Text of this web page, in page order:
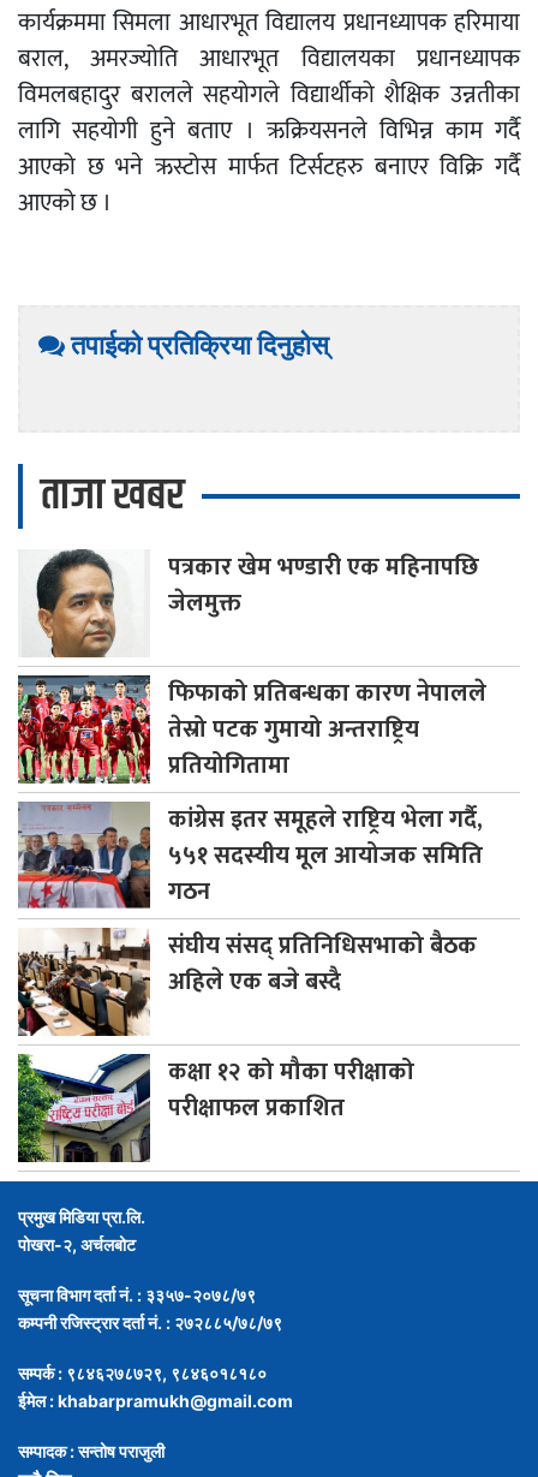
कार्यक्रममा सिमला आधारभूत विद्यालय प्रधानध्यापक हरिमाया
बराल, अमरज्योति आधारभूत विद्यालयका प्रधानध्यापक
विमलबहादुर बरालले सहयोगले विद्यार्थीको शैक्षिक उन्नतीका
लागि सहयोगी हुने बताए । ऋक्रियसनले विभिन्न काम गर्दै
आएको छ भने ऋस्टोस मार्फत टिर्सटहरु बनाएर विक्रि गर्दै
आएको छ ।
तपाईको प्रतिक्रिया दिनुहोस्
ताजा खबर
पत्रकारखेम भण्डारी एक महिनापछि
जेलमुक्त
फिफाकोप्रतिबन्धका कारण नेपालले
तेस्रो पटक गुमायो अन्तराष्ट्रिय
प्रतियोगितामा
कांग्रेसइतर समूहले राष्ट्रिय भेला गर्दै,
५५१ सदस्यीय मूल आयोजक समिति
गठन
संघीयसंसद् प्रतिनिधिसभाको बैठक
अहिले एक बजे बस्दै
कक्षा१२ को मौका परीक्षाको
परीक्षाफल प्रकाशित
प्रमुख मिडिया प्रा.लि.
पोखरा-२, अर्चलबोट
सूचना विभाग दर्ता नं. : ३३५७-२०७८/७९
कम्पनी रजिस्ट्रार दर्ता नं. : २७२८८५/७८/७९
सम्पर्क : ९८४६२७८७२९, ९८४६०१८१८०
ईमेल :khabarpramukh@gmail.com
सम्पादक : सन्तोष पराजुली